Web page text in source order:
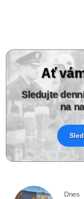
Ať
Sledujte
na
Dnes